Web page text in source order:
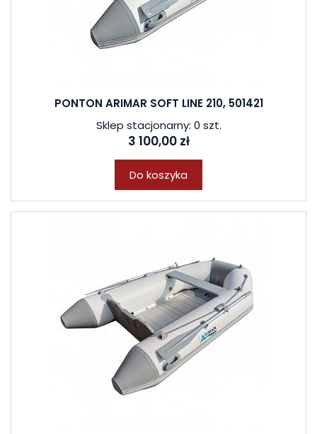
PONTON ARIMAR SOFT LINE 210, 501421
Sklep stacjonarny: 0 szt.
3 100,00 zł
Do koszyka